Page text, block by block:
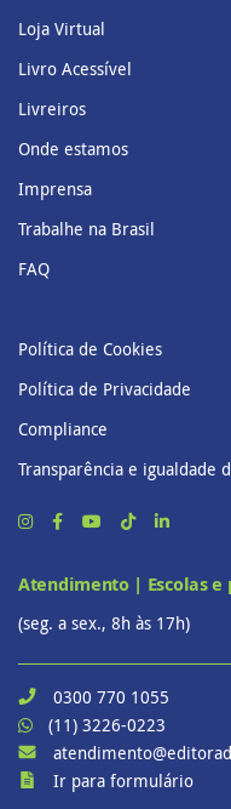
Loja Virtual
Livro Acessível
Livreiros
Onde estamos
Imprensa
Trabalhe na Brasil
FAQ
Política de Cookies
Política de Privacidade
Compliance
Transparência e igualdade
Atendimento | Escolas e
(seg. a sex., 8h às 17h)
0300 770 1055
(11) 3226-0223
Ir para formulário